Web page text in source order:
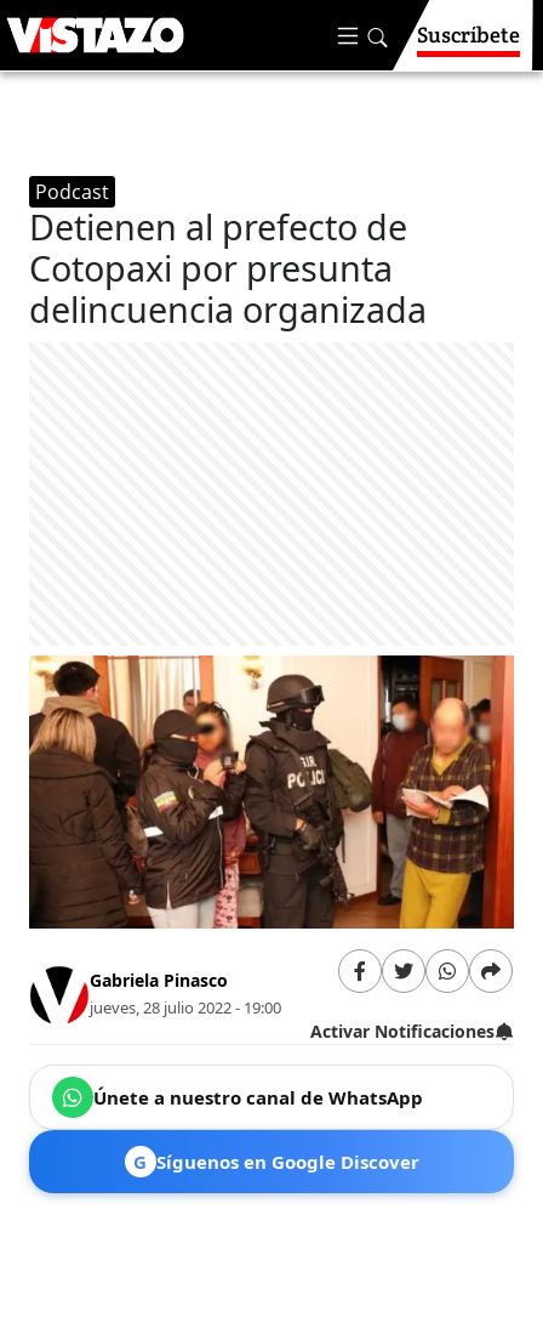
Suscríbete
Podcast
Detienen al prefecto de
Cotopaxi por presunta
delincuencia organizada
Gabriela Pinasco
jueves, 28 julio 2022 - 19:00
Activar Notificaciones
Únete a nuestro canal de WhatsApp
G Síguenos en Google Discover